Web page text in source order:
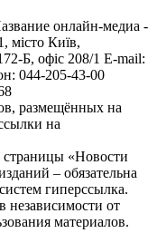
онлайн-медиа -
місто Київ,
Б, офіс 208/1 E-mail:
044-205-43-00
размещённых на
на
«Новости
– обязательна
гиперссылка.
независимости от
материалов.